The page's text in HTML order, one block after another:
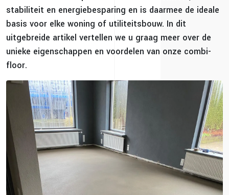
stabiliteit en energiebesparing en is daarmee de ideale
basis voor elke woning of utiliteitsbouw. In dit
uitgebreide artikel vertellen we u graag meer over de
unieke eigenschappen en voordelen van onze combi-
floor.